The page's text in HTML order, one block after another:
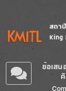
Image
ข้อเสน